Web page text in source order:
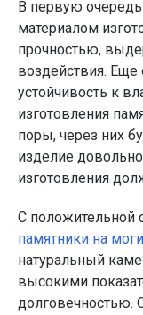
В первую очередь
материалом
прочностью,
воздействия.
устойчивость к
изготовления
поры, через них
изделие
изготовления
С положительной
памятники на
натуральный
высокими
долговечностью.